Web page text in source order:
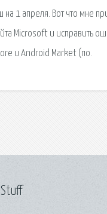
1 апреля. Вот что мне
Microsoft и исправить
и Android Market (по.